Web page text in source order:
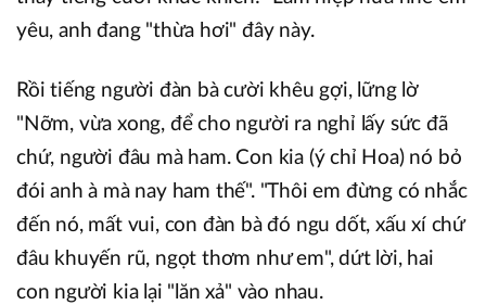
yêu, anh đang "thừa hơi" đây này.
Rồi tiếng người đàn bà cười khêu gợi, lững lờ
"Nỡm, vừa xong, để cho người ra nghỉ lấy sức đã
chứ, người đâu mà ham. Con kia (ý chỉ Hoa) nó bỏ
đói anh à mà nay ham thế". "Thôi em đừng có nhắc
đến nó, mất vui, con đàn bà đó ngu dốt, xấu xí chứ
đâu khuyến rũ, ngọt thơm như em", dứt lời, hai
con người kia lại "lăn xả" vào nhau.